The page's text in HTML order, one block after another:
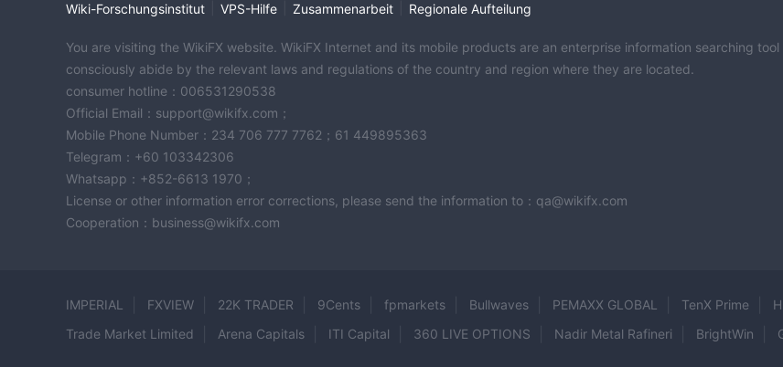
Wiki-Forschungsinstitut
VPS-Hilfe Zusammenarbeit Regionale Aufteilung
You are visiting the WikiFX website. WikiFX Internet and its mobile products are an enterprise information searching
consciously abide by the relevant laws and regulations of the country and region where they are located.
consumer hotline：006531290538
Official Email：support@wikifx.com；
Mobile Phone Number：234 706 777 7762；61 449895363
Telegram：+60 103342306
Whatsapp：+852-6613 1970；
License or other information error corrections, please send the information to：qa@wikifx.com
Cooperation：business@wikifx.com
IMPERIAL FXVIEW 22K TRADER 9Cents fpmarkets Bullwaves PEMAXX GLOBAL TenX Prime
Trade Market Limited
Arena Capitals ITI Capital 360 LIVE OPTIONS Nadir Metal Rafineri BrightWin